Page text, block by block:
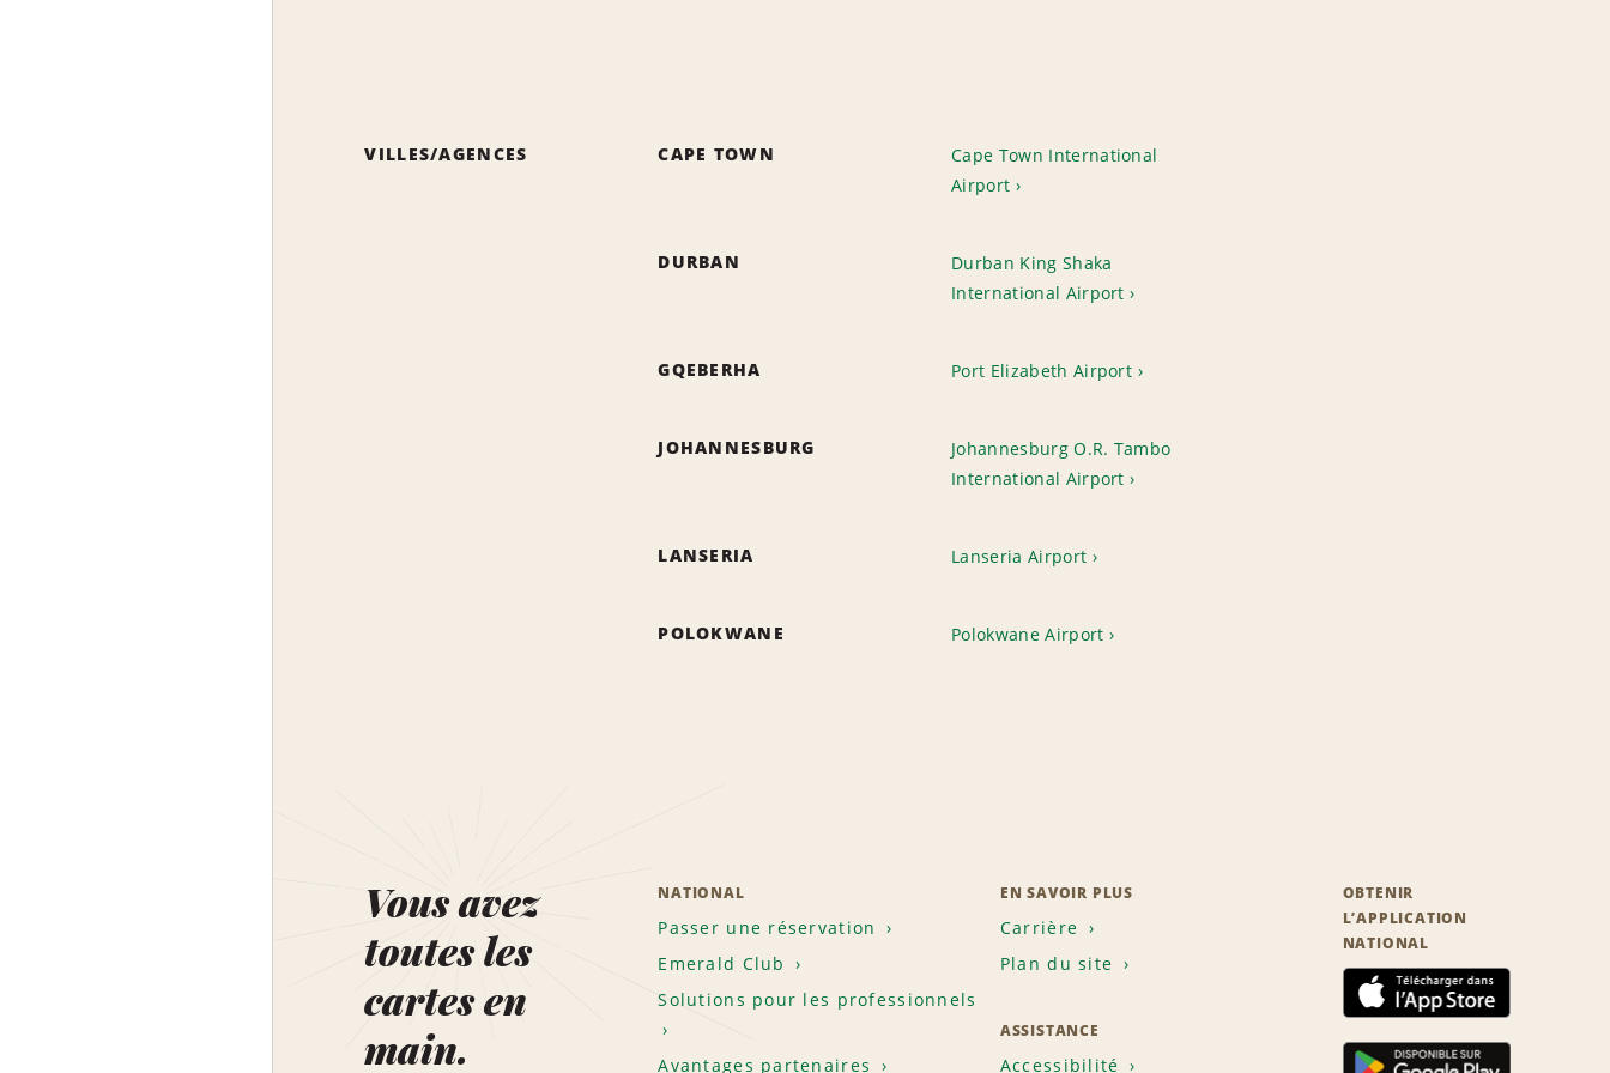
VILLES/AGENCES CAPE TOWN
Cape Town International
Airport
DURBAN
Durban King Shaka
International Airport
GQEBERHA Port Elizabeth Airport
JOHANNESBURG
Johannesburg O.R. Tambo
International Airport
LANSERIA Lanseria Airport
POLOKWANE Polokwane Airport
Vous avez
toutes les
cartes en
main.
NATIONAL
Passer une réservation
Emerald Club
Solutions pour les professionnels
Avantages partenaires
EN SAVOIR PLUS
Carrière
Plan du site
ASSISTANCE
Accessibilité
OBTENIR
L’APPLICATION
NATIONAL